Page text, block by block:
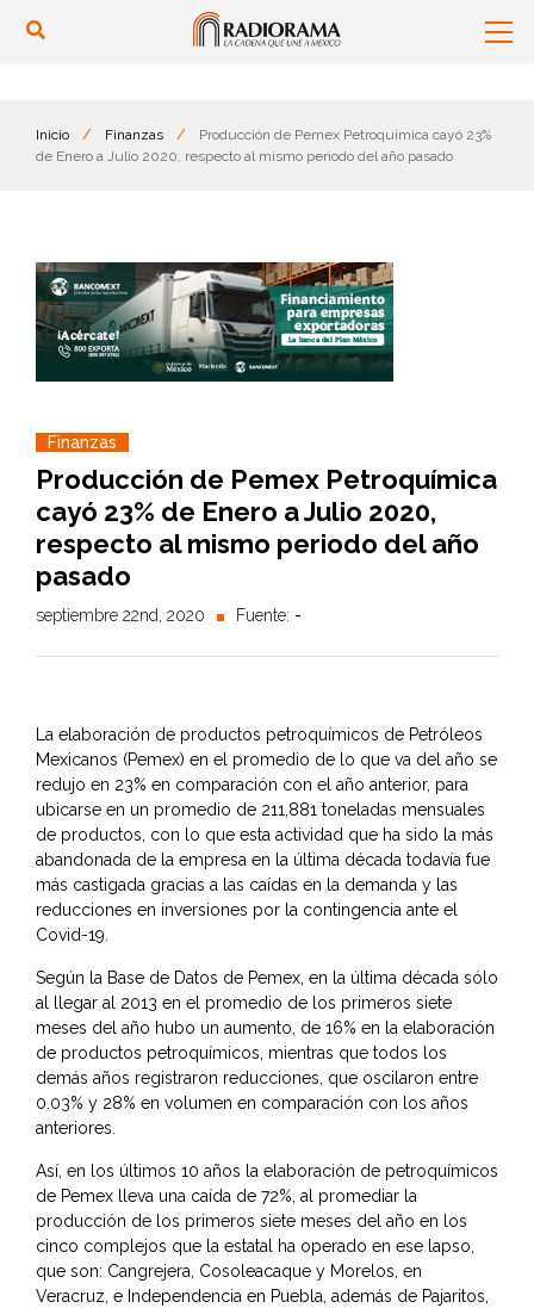
Inicio / Finanzas /
Producción de Pemex Petroquímica cayó 23%
de Enero a Julio 2020, respecto al mismo periodo del año pasado
Finanzas
Producción de Pemex Petroquímica
cayó 23% de Enero a Julio 2020,
respecto al mismo periodo del año
pasado
septiembre 22nd, 2020 Fuente: -
La elaboración de productos petroquímicos de Petróleos
Mexicanos (Pemex) en el promedio de lo que va del año se
redujo en 23% en comparación con el año anterior, para
ubicarse en un promedio de 211,881 toneladas mensuales
de productos, con lo que esta actividad que ha sido la más
abandonada de la empresa en la última década todavía fue
más castigada gracias a las caídas en la demanda y las
reducciones en inversiones por la contingencia ante el
Covid-19.
Según la Base de Datos de Pemex, en la última década sólo
al llegar al 2013 en el promedio de los primeros siete
meses del año hubo un aumento, de 16% en la elaboración
de productos petroquímicos, mientras que todos los
demás años registraron reducciones, que oscilaron entre
0.03% y 28% en volumen en comparación con los años
anteriores.
Así, en los últimos 10 años la elaboración de petroquímicos
de Pemex lleva una caída de 72%, al promediar la
producción de los primeros siete meses del año en los
cinco complejos que la estatal ha operado en ese lapso,
que son: Cangrejera, Cosoleacaque y Morelos, en
Veracruz, e Independencia en Puebla, además de Pajaritos,